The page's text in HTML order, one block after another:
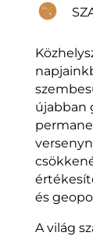
újabban
és
A világ